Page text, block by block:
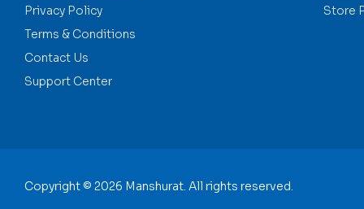
Privacy Policy
Terms & Conditions
Contact Us
Support Center
Store
Copyright © 2026 Manshurat. All rights reserved.